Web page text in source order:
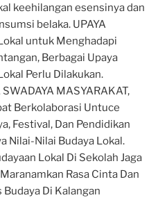
keehilangan esensinya dan
belaka. UPAYA
untuk Menghadapi
Berbagai Upaya
Perlu Dilakukan.
MASYARAKAT,
Berkolaborasi Untuce
Festival, Dan Pendidikan
Nilai-Nilai Budaya Lokal.
Lokal Di Sekolah Jaga
Rasa Cinta Dan
Di Kalangan